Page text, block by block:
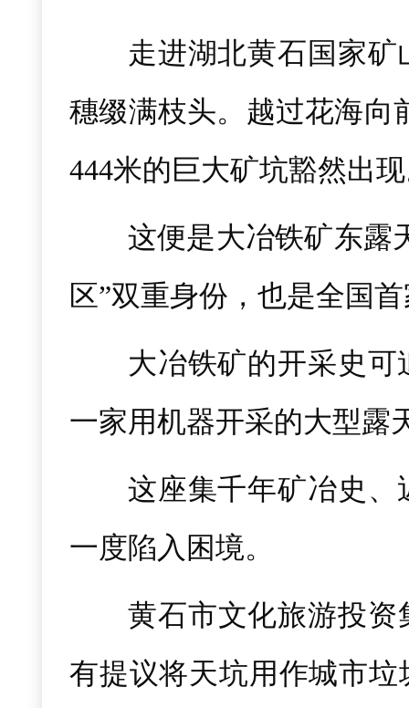
走进湖北黄石国家
穗缀满枝头。越过花海向
444米的巨大矿坑豁然出
这便是大冶铁矿东露
区”双重身份，也是全国
大冶铁矿的开采史
一家用机器开采的大型露
这座集千年矿冶史
一度陷入困境。
黄石市文化旅游投资
有提议将天坑用作城市